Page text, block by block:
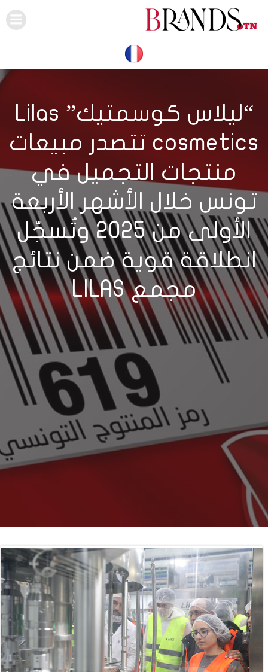
“ليلاس كوسمتيك” Lilas
cosmetics تتصدر مبيعات
منتجات التجميل في
تونس خلال الأشهر الأربعة
الأولى من 2025 وتُسجّل
انطلاقة قوية ضمن نتائج
مجمع LILAS